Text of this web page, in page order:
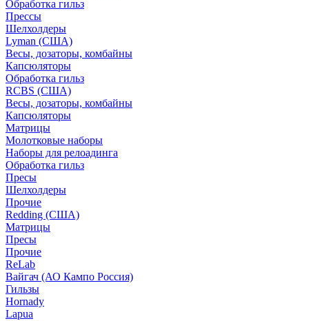
Обработка гильз
Преcсы
Шелхолдеры
Lyman (США)
Весы, дозаторы, комбайны
Капсюляторы
Обработка гильз
RCBS (США)
Весы, дозаторы, комбайны
Капсюляторы
Матрицы
Молотковые наборы
Наборы для релоадинга
Обработка гильз
Пресы
Шелхолдеры
Прочие
Redding (США)
Матрицы
Пресы
Прочие
ReLab
Вайгач (АО Кампо Россия)
Гильзы
Hornady
Lapua